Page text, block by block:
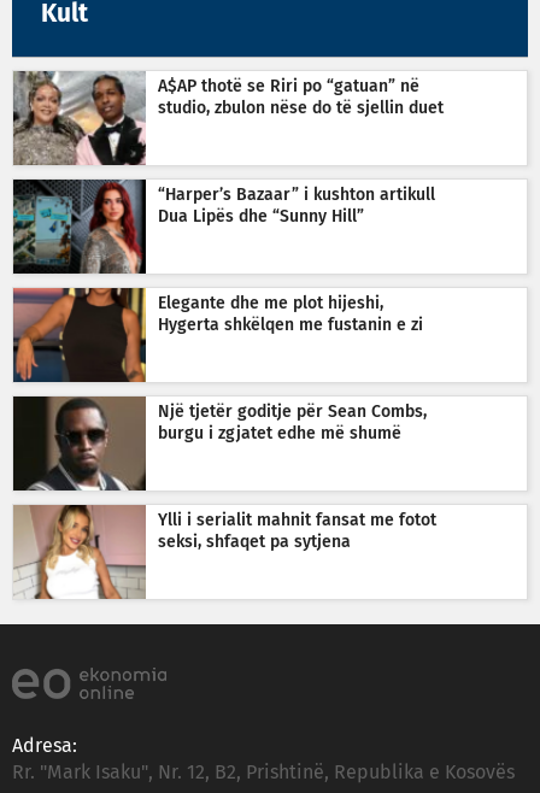
Kult
A$AP thotë se Riri po “gatuan” në
studio, zbulon nëse do të sjellin duet
“Harper’s Bazaar” i kushton artikull
Dua Lipës dhe “Sunny Hill”
Elegante dhe me plot hijeshi,
Hygerta shkëlqen me fustanin e zi
Një tjetër goditje për Sean Combs,
burgu i zgjatet edhe më shumë
Ylli i serialit mahnit fansat me fotot
seksi, shfaqet pa sytjena
Adresa:
Rr. "Mark Isaku", Nr. 12, B2, Prishtinë, Republika e Kosovës